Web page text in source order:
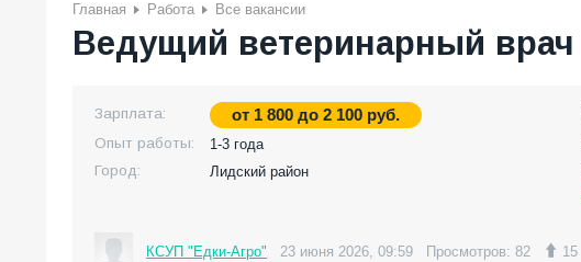
Главная Работа Все вакансии
Ведущий ветеринарный врач
Зарплата: от 1 800до 2 100руб.
Опыт работы:
1-3 года
Город:
Лидский район
КСУП "Едки-Агро" 23 июня 2026, 09:59 Просмотров: 82 15